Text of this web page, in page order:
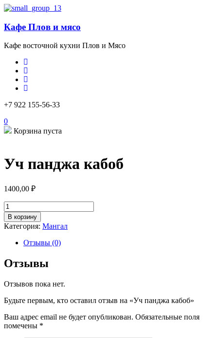
Кафе Плов и мясо
Кафе восточной кухни Плов и Мясо
+7 922 155-56-33
0
Корзина пуста
Уч панджа кабоб
1400,00 ₽
Количество
товара
Уч
панджа
кабоб
В корзину
Категория: Мангал
Отзывы (0)
Отзывы
Отзывов пока нет.
Будьте первым, кто оставил отзыв на «Уч панджа кабоб»
Ваш адрес email не будет опубликован. Обязательные поля
помечены *